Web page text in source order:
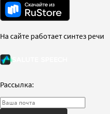
На сайте работает синтез речи
Рассылка: